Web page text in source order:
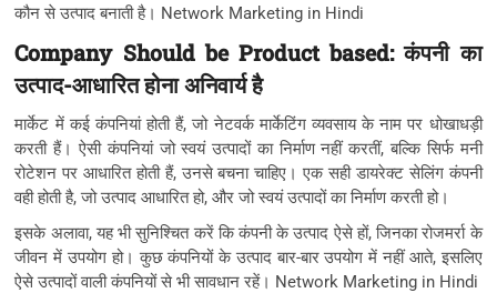
कौन से उत्पाद बनाती है। Network Marketing in Hindi
Company Should be Product based: कंपनी का
उत्पाद-आधारित होना अनिवार्य है
मार्केट में कई कंपनियां होती हैं, जो नेटवर्क मार्केटिंग व्यवसाय के नाम पर धोखाधड़ी
करती हैं। ऐसी कंपनियां जो स्वयं उत्पादों का निर्माण नहीं करतीं, बल्कि सिर्फ मनी
रोटेशन पर आधारित होती हैं, उनसे बचना चाहिए। एक सही डायरेक्ट सेलिंग कंपनी
वही होती है, जो उत्पाद आधारित हो, और जो स्वयं उत्पादों का निर्माण करती हो।
इसके अलावा, यह भी सुनिश्चित करें कि कंपनी के उत्पाद ऐसे हों, जिनका रोजमर्रा के
जीवन में उपयोग हो। कुछ कंपनियों के उत्पाद बार-बार उपयोग में नहीं आते, इसलिए
ऐसे उत्पादों वाली कंपनियों से भी सावधान रहें। Network Marketing in Hindi